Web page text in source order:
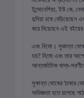
ইন্দোনেশিয়া, ইউ কে,
দুনিয়া চষে বেড়িয়েছেন
করে নিয়েছেন এই বইয়ের
এবং নিমো। সুকান্ত
হয়? নিমো এবং তার
আন্তর্জাতিক খাদ্য-
সুকান্ত ঘোষের ‘চাষার
অভিজ্ঞতা হতে চলেছে